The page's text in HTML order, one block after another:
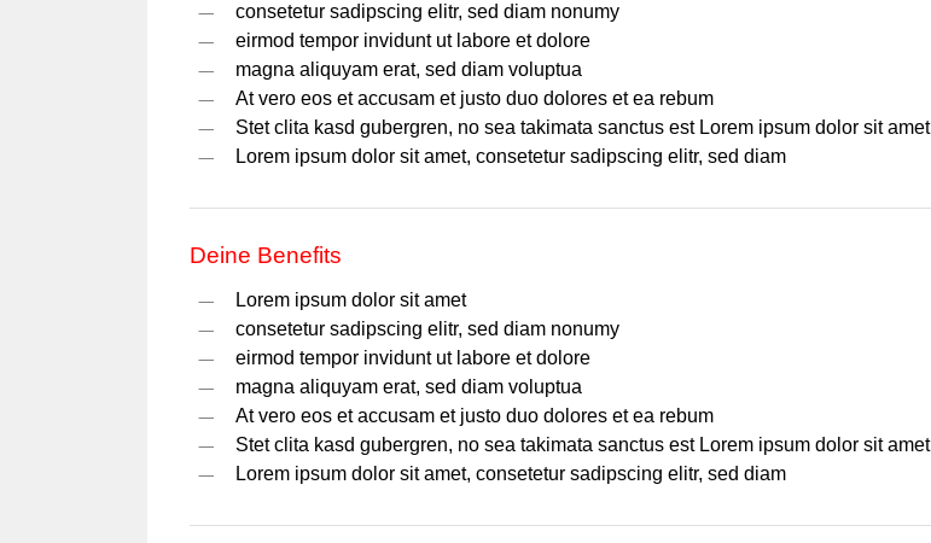
consetetur sadipscing elitr, sed diam nonumy
eirmod tempor invidunt ut labore et dolore
magna aliquyam erat, sed diam voluptua
At vero eos et accusam et justo duo dolores et ea rebum
Stet clita kasd gubergren, no sea takimata sanctus est Lorem ipsum dolor sit amet
Lorem ipsum dolor sit amet, consetetur sadipscing elitr, sed diam
Deine Benefits
Lorem ipsum dolor sit amet
consetetur sadipscing elitr, sed diam nonumy
eirmod tempor invidunt ut labore et dolore
magna aliquyam erat, sed diam voluptua
At vero eos et accusam et justo duo dolores et ea rebum
Stet clita kasd gubergren, no sea takimata sanctus est Lorem ipsum dolor sit amet
Lorem ipsum dolor sit amet, consetetur sadipscing elitr, sed diam